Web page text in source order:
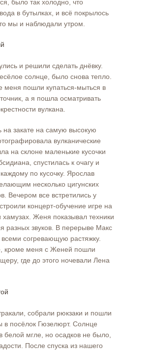
было так холодно, что
в бутылках, и всё покрылось
мы и наблюдали утром.
и решили сделать днёвку.
солнце, было снова тепло.
меня пошли купаться-мыться в
а я пошла осматривать
вулкана.
на закате на самую высокую
вулканические
на склоне маленькие кусочки
спустилась к очагу и
по кусочку. Ярослав
несколько цигунских
Вечером все встретились у
концерт-обучение игре на
Женя показывал техники
разных звуков. В перерыве Макс
согревающую растяжку.
кроме меня с Женей пошли
где до этого ночевали Лена
собрали рюкзаки и пошли
в посёлок Гюзелюрт. Солнце
белой мгле, но осадков не было,
После спуска из нашего